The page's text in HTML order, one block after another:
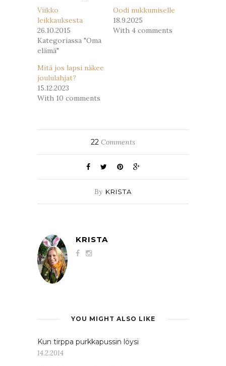
Viikko
leikkauksesta
26.10.2015
Kategoriassa "Oma
elämä"
Oodi nukkumiselle
18.9.2025
With 4 comments
Mitä jos lapsi näkee
joululahjat?
15.12.2023
With 10 comments
22 Comments
By KRISTA
KRISTA
YOU MIGHT ALSO LIKE
Kun tirppa purkkapussin löysi
14.2.2014